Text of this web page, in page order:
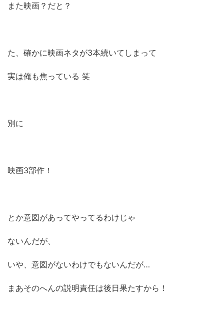
また映画？だと？
た、確かに映画ネタが3本続いてしまって
実は俺も焦っている 笑
別に
映画3部作！
とか意図があってやってるわけじゃ
ないんだが、
いや、意図がないわけでもないんだが…
まあそのへんの説明責任は後日果たすから！